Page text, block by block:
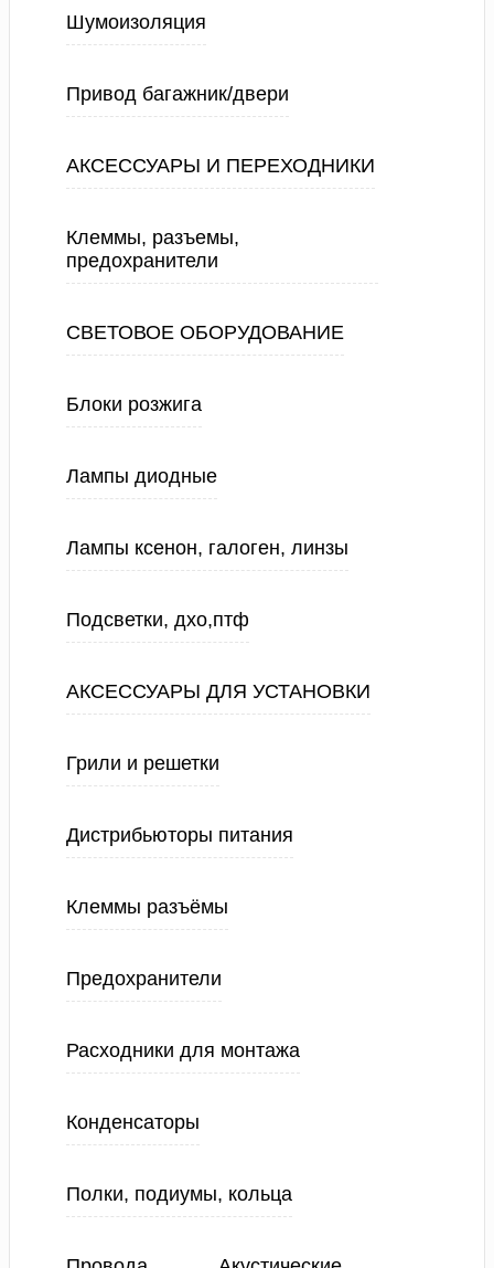
Шумоизоляция
Привод багажник/двери
АКСЕССУАРЫ И ПЕРЕХОДНИКИ
Клеммы, разъемы,
предохранители
СВЕТОВОЕ ОБОРУДОВАНИЕ
Блоки розжига
Лампы диодные
Лампы ксенон, галоген, линзы
Подсветки, дхо,птф
АКСЕССУАРЫ ДЛЯ УСТАНОВКИ
Грили и решетки
Дистрибьюторы питания
Клеммы разъёмы
Предохранители
Расходники для монтажа
Конденсаторы
Полки, подиумы, кольца